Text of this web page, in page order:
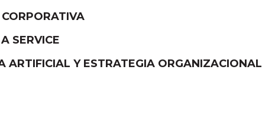
SERVICE
ARTIFICIAL Y ESTRATEGIA ORGANIZACIONAL